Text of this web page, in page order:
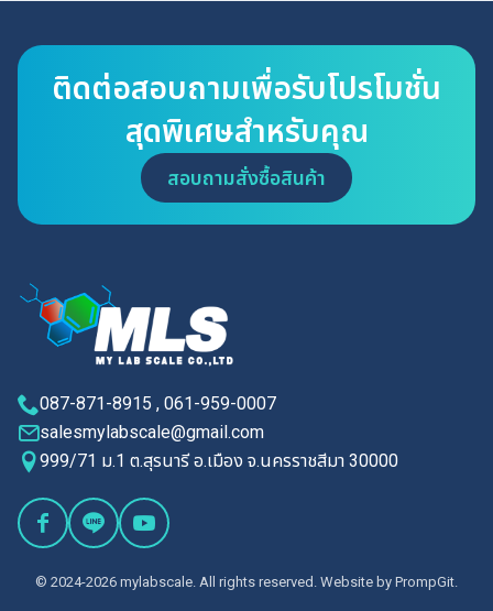
ติดต่อสอบถามเพื่อรับโปรโมชั่น
สุดพิเศษสำหรับคุณ
สอบถามสั่งซื้อสินค้า
087-871-8915 , 061-959-0007
salesmylabscale@gmail.com
999/71 ม.1 ต.สุรนารี อ.เมือง จ.นครราชสีมา 30000
© 2024-2026 mylabscale. All rights reserved. Website by PrompGit.